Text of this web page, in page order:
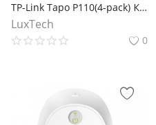
TP-Link Tapo P110(4-pack) Компактная умная розетка
LuxTech
0